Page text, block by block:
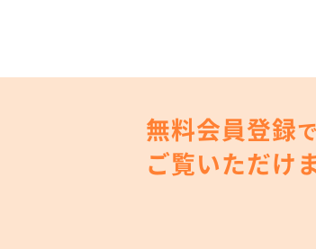
無料会員登録で
ご覧いただけ